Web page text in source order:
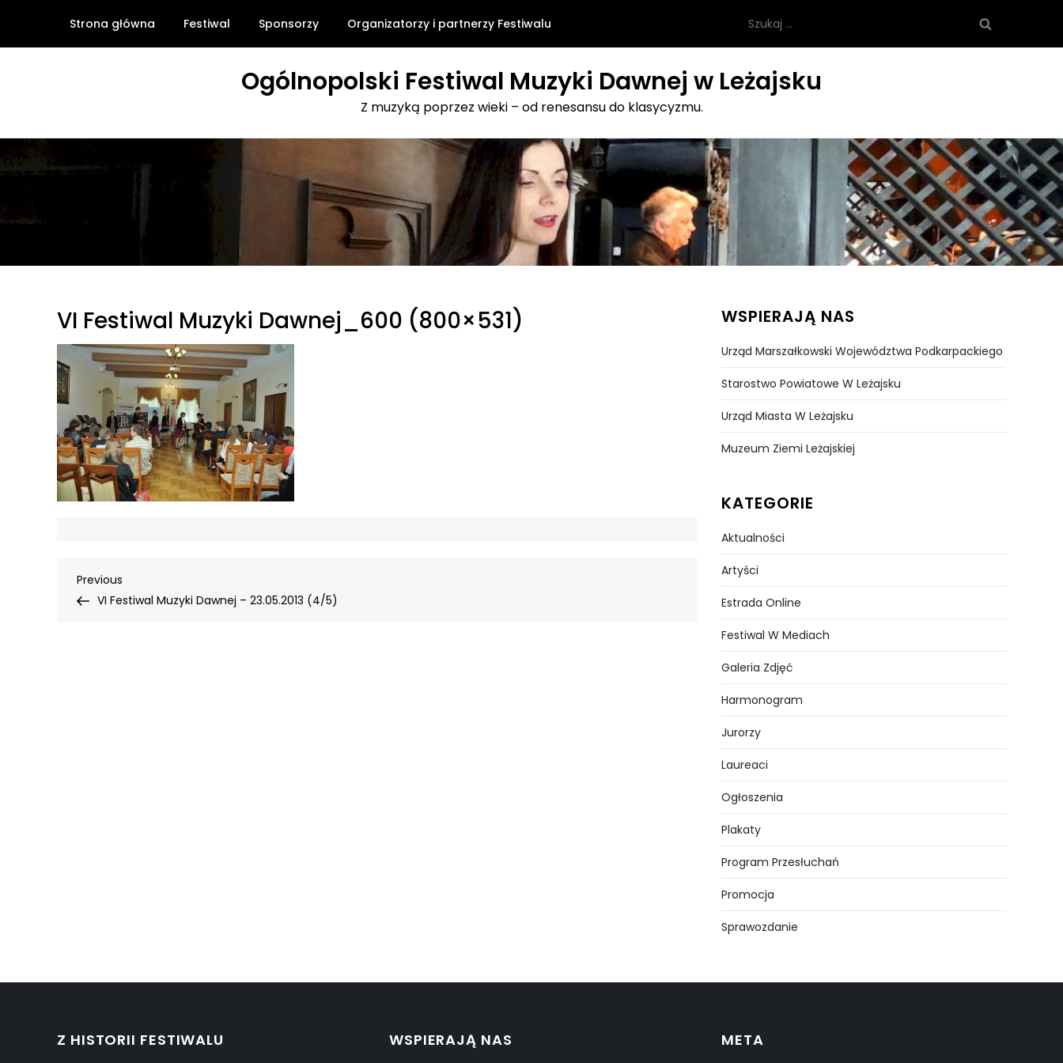
content
Strona główna Festiwal Sponsorzy Organizatorzy i partnerzy Festiwalu
Ogólnopolski Festiwal Muzyki Dawnej w Leżajsku
Z muzyką poprzez wieki – od renesansu do klasycyzmu.
VI Festiwal Muzyki Dawnej_600 (800×531)
Nawigacja
Previous
Post
Previous
VI Festiwal Muzyki Dawnej – 23.05.2013 (4/5)
WSPIERAJĄ NAS
Urząd Marszałkowski Województwa Podkarpackiego
Starostwo Powiatowe W Leżajsku
Urząd Miasta W Leżajsku
Muzeum Ziemi Leżajskiej
KATEGORIE
Aktualności
Artyści
Estrada Online
Festiwal W Mediach
Galeria Zdjęć
Harmonogram
Jurorzy
Laureaci
Ogłoszenia
Plakaty
Program Przesłuchań
Promocja
Sprawozdanie
Z HISTORII FESTIWALU WSPIERAJĄ NAS META